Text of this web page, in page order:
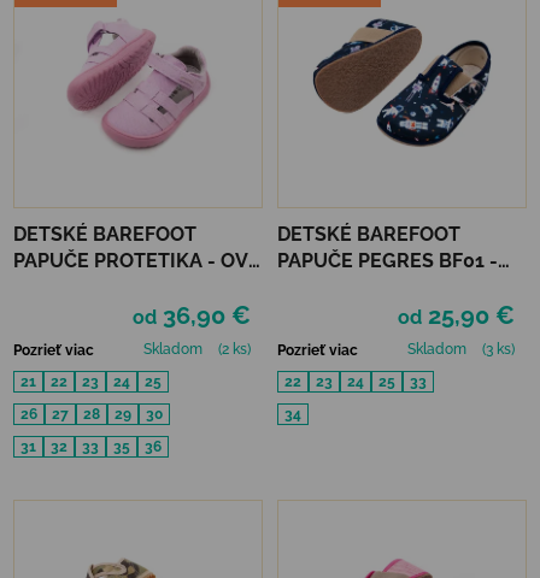
DETSKÉ BAREFOOT
PAPUČE PROTETIKA - OVE
od 36,90 €
Pozrieť viac Skladom
(2 ks)
21
22 23 24
25
26
27 28 29
30
31
32 33 35 36
DETSKÉ BAREFOOT
PAPUČE PEGRES BF01 -
od 25,90 €
Pozrieť viac Skladom
(3 ks)
22
23 24 25
33
34